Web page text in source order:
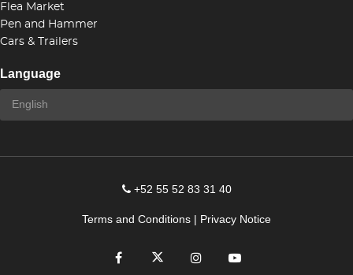
Flea Market
Pen and Hammer
Cars & Trailers
Language
+52 55 52 83 31 40
Terms and Conditions | Privacy Notice